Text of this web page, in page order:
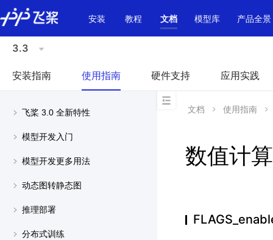
\u200E
安装
教程 文档 模型库 产品全景
3.3
安装指南 使用指南 硬件支持 应用实践
飞桨 3.0 全新特性
模型开发入门
模型开发更多用法
动态图转静态图
推理部署
分布式训练
文档 使用指南
数值计算